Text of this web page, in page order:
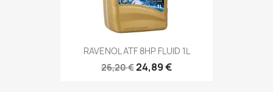
RAVENOL ATF 8HP FLUID 1L
26,20 €24,89 €